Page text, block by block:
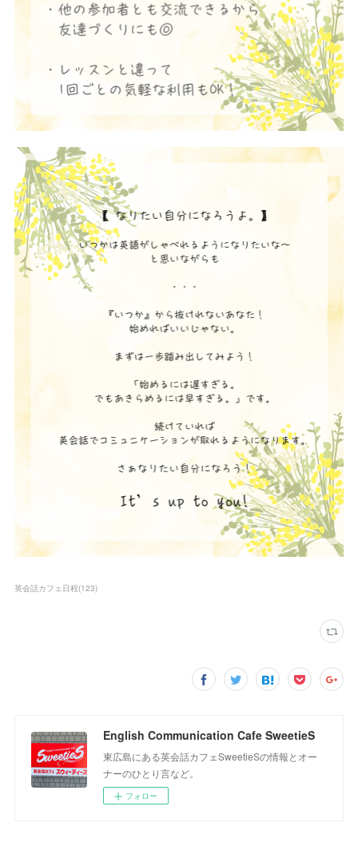
英会話カフェ日程(123)
English Communication Cafe SweetieS
東広島にある英会話カフェSweetieSの情報とオー
ナーのひとり言など。
フォロー